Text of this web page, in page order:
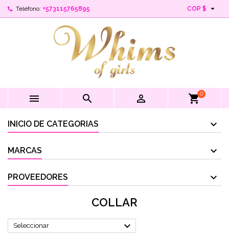
Teléfono: +573115765895 COP $ 
   shopping_cart0
INICIO DE CATEGORIAS
MARCAS
PROVEEDORES
COLLAR
Seleccionar 